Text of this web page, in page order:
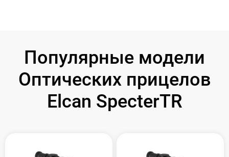
Популярные модели
Оптических прицелов
Elcan SpecterTR